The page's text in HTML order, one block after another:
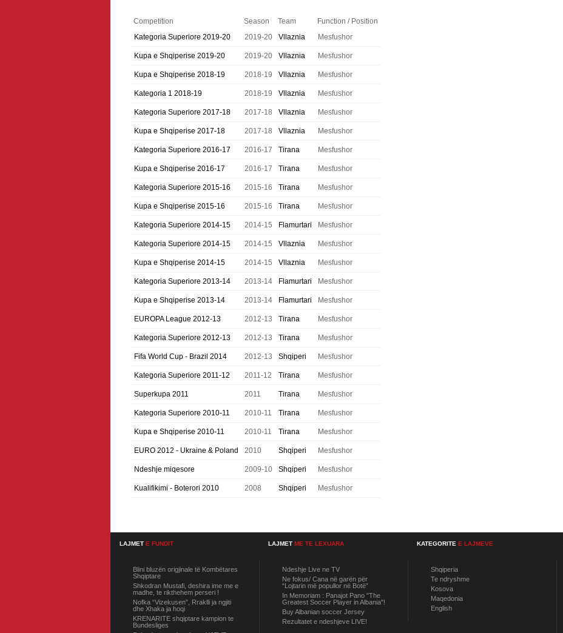
Competition Season Team
Function / Position
Kategoria Superiore 2019-20
2019-20 Vllaznia Mesfushor
Kupa e Shqiperise 2019-20 2019-20 Vllaznia Mesfushor
Kupa e Shqiperise 2018-19 2018-19 Vllaznia Mesfushor
Kategoria 1 2018-19 2018-19 Vllaznia Mesfushor
Kategoria Superiore 2017-18 2017-18 Vllaznia Mesfushor
Kupa e Shqiperise 2017-18 2017-18 Vllaznia Mesfushor
Kategoria Superiore 2016-17 2016-17 Tirana Mesfushor
Kupa e Shqiperise 2016-17 2016-17 Tirana Mesfushor
Kategoria Superiore 2015-16 2015-16 Tirana Mesfushor
Kupa e Shqiperise 2015-16 2015-16 Tirana Mesfushor
Kategoria Superiore 2014-15 2014-15 Flamurtari Mesfushor
Kategoria Superiore 2014-15 2014-15 Vllaznia Mesfushor
Kupa e Shqiperise 2014-15 2014-15 Vllaznia Mesfushor
Kategoria Superiore 2013-14 2013-14 Flamurtari Mesfushor
Kupa e Shqiperise 2013-14 2013-14 Flamurtari Mesfushor
EUROPA League 2012-13 2012-13 Tirana Mesfushor
Kategoria Superiore 2012-13 2012-13 Tirana Mesfushor
Fifa World Cup - Brazil 2014 2012-13 Shqiperi Mesfushor
Kategoria Superiore 2011-12 2011-12 Tirana Mesfushor
Superkupa 2011 2011 Tirana Mesfushor
Kategoria Superiore 2010-11 2010-11 Tirana Mesfushor
Kupa e Shqiperise 2010-11 2010-11 Tirana Mesfushor
EURO 2012 - Ukraine & Poland 2010 Shqiperi Mesfushor
Ndeshje miqesore 2009-10 Shqiperi Mesfushor
Kualifikimi - Boterori 2010 2008 Shqiperi Mesfushor
LAJMET E FUNDIT
Blini bluzën origjinale të Kombëtares
Shqiptare
Shkodran Mustafi, deshira ime me e
madhe, te rikthehem perseri !
Nofka “Vizekusen”, Rraklli ja ngjiti
dhe Xhaka ja hoqi
KRENARITE shqiptare kampion te
Bundesliges
LAJMET ME TE LEXUARA
Ndeshje Live ne TV
Ne fokus/ Cana në garën për
“Lojtarin më popullor në Botë”
In Memoriam : Panajot Pano "The
Greatest Soccer Player in Albania"!
Buy Albanian soccer Jersey
Rezultatet e ndeshjeve LIVE!
KATEGORITE E LAJMEVE
Shqiperia
Te ndryshme
Kosova
Maqedonia
English